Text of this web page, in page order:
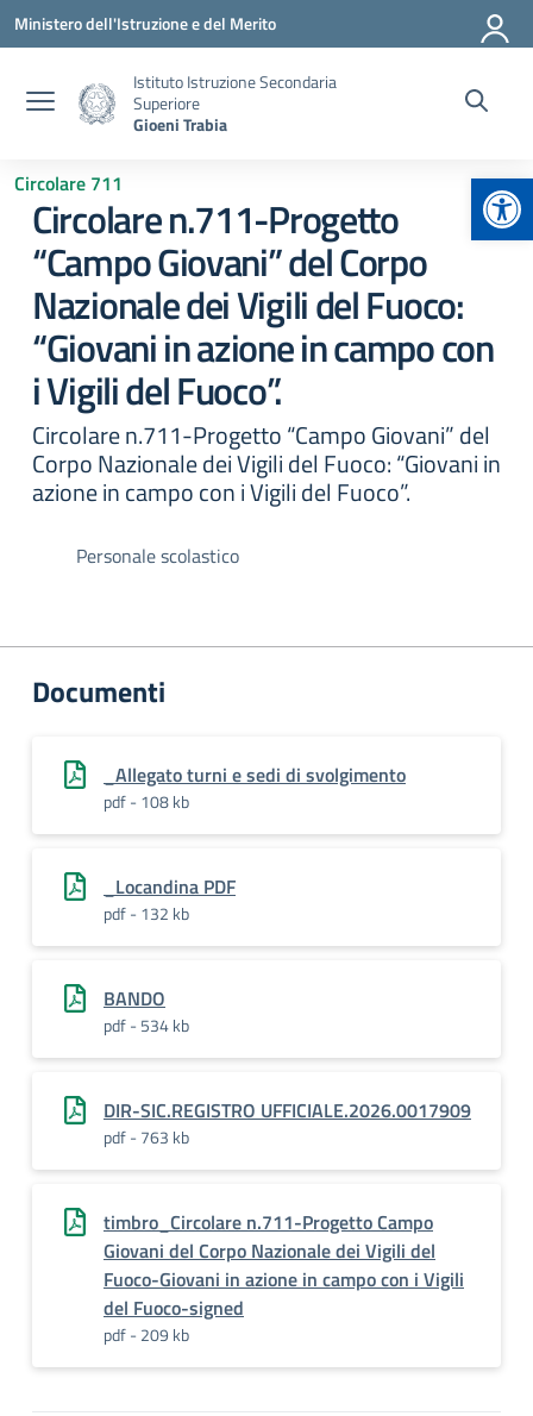
Vai ai contenuti
Vai al menu di navigazione
Vai al footer
Ministero dell'Istruzione e del Merito
Istituto Istruzione Secondaria
Superiore
Gioeni Trabia
Circolare 711
Circolare n.711-Progetto
“Campo Giovani” del Corpo
Nazionale dei Vigili del Fuoco:
“Giovani in azione in campo con
i Vigili del Fuoco”.
Circolare n.711-Progetto “Campo Giovani” del
Corpo Nazionale dei Vigili del Fuoco: “Giovani in
azione in campo con i Vigili del Fuoco”.
Personale scolastico
Documenti
_Allegato turni e sedi di svolgimento
pdf - 108 kb
_Locandina PDF
pdf - 132 kb
BANDO
pdf - 534 kb
DIR-SIC.REGISTRO UFFICIALE.2026.0017909
pdf - 763 kb
timbro_Circolare n.711-Progetto Campo
Giovani del Corpo Nazionale dei Vigili del
Fuoco-Giovani in azione in campo con i Vigili
del Fuoco-signed
pdf - 209 kb